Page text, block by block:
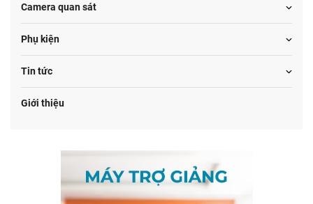
Camera quan sát
Phụ kiện
Tin tức
Giới thiệu